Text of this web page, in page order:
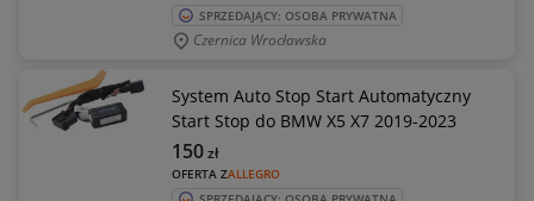
SPRZEDAJĄCY: OSOBA PRYWATNA
Czernica Wrocławska
System Auto Stop Start Automatyczny
Start Stop do BMW X5 X7 2019-2023
OFERTA ZALLEGRO
150zł